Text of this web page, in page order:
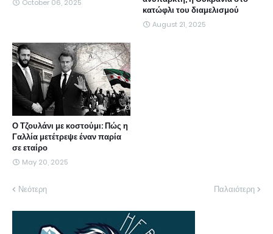
October 06, 2025
κατώφλι του διαμελισμού
August 21, 2025
Ο Τζουλάνι με κοστούμι: Πώς η
Γαλλία μετέτρεψε έναν παρία
σε εταίρο
May 20, 2025
Νεότερη Παλαιότερη